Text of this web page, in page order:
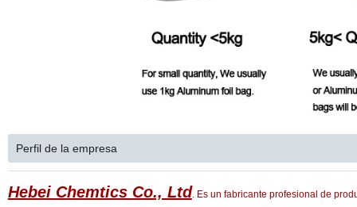
Perfil de la empresa
Hebei Chemtics Co., Ltd. Es un fabricante profesional de